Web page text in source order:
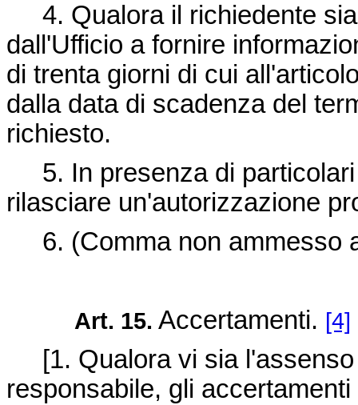
4. Qualora il richiedente
dall'Ufficio a fornire
di trenta giorni di cui
dalla data di scadenza del
richiesto.
5. In presenza di particolari
rilasciare un'autorizzazione
6. (Comma non ammesso
Art. 15. Accertamenti. [4]
[1. Qualora vi sia l'assenso
responsabile, gli